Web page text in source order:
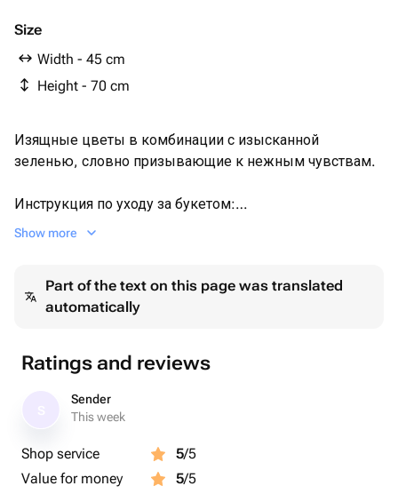
Size
Width - 45 cm
Height - 70 cm
Изящные цветы в комбинации с изысканной
зеленью, словно призывающие к нежным чувствам.
Инструкция по уходу за букетом:
💫Обновите срез острым ножом или секатором под
💫Уровень воды (читать ниже, каждый цветок свой
уровень)
💫Не ставьте цветы у батареи и отопительных
приборов, на прямые солнечные лучи и сквозняки, на
кухню около фруктов. Чем прохладнее место, тем они
дольше вас будут радовать!
Цветок/срез/уровень воду:
Show more
Part of the text on this page was translated
automatically
Ratings and reviews
Sender
This week
Shop service 5/5
Value for money
5/5